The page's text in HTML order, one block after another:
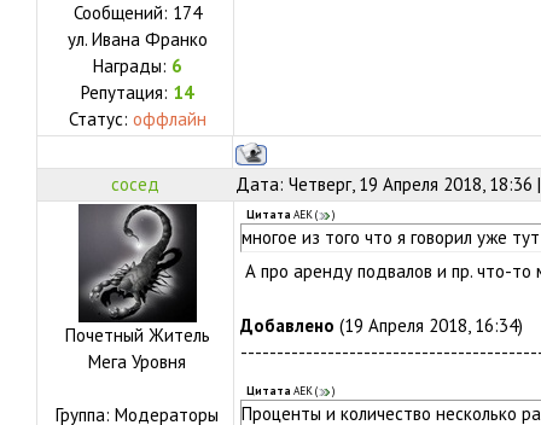
Сообщений: 174
ул. Ивана Франко
Награды: 6
Репутация: 14
Статус: оффлайн
сосед Дата: Четверг, 19 Апреля 2018,
Почетный Житель
Мега Уровня
Группа: Модераторы
Цитата АЕК( )
многое из того что я говорил уже
А про аренду подвалов и пр. что-
Добавлено (19 Апреля 2018, 16:34)
Цитата АЕК( )
Проценты и количество несколько